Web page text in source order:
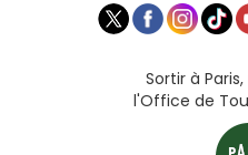
Sortir à
l'Office de